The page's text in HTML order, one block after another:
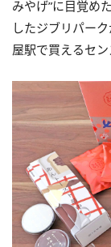
みやげ”に目覚め
したジブリパー
屋駅で買えるセ